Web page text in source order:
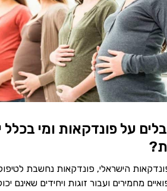
על פונדקאות ומי בכלל
הישראלי, פונדקאות נחשבת
מחמירים ועבור זוגות ויחידים שאינם